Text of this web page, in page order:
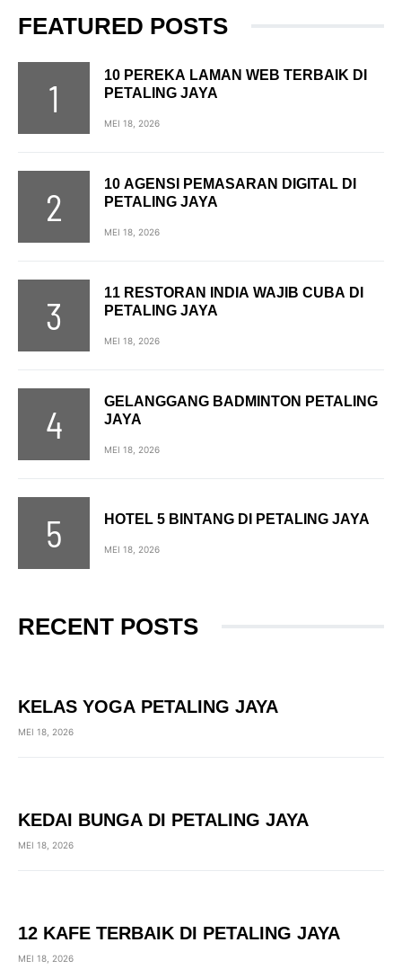
FEATURED POSTS
10 PEREKA LAMAN WEB TERBAIK DI
PETALING JAYA
MEI 18, 2026
10 AGENSI PEMASARAN DIGITAL DI
PETALING JAYA
MEI 18, 2026
11 RESTORAN INDIA WAJIB CUBA DI
PETALING JAYA
MEI 18, 2026
GELANGGANG BADMINTON PETALING
JAYA
MEI 18, 2026
HOTEL 5 BINTANG DI PETALING JAYA
MEI 18, 2026
RECENT POSTS
KELAS YOGA PETALING JAYA
MEI 18, 2026
KEDAI BUNGA DI PETALING JAYA
MEI 18, 2026
12 KAFE TERBAIK DI PETALING JAYA
MEI 18, 2026